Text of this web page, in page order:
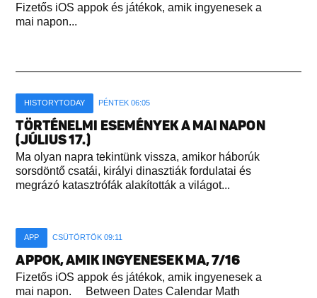
Fizetős iOS appok és játékok, amik ingyenesek a
mai napon...
HISTORYTODAY PÉNTEK 06:05
TÖRTÉNELMI ESEMÉNYEK A MAI NAPON
(JÚLIUS 17.)
Ma olyan napra tekintünk vissza, amikor háborúk
sorsdöntő csatái, királyi dinasztiák fordulatai és
megrázó katasztrófák alakították a világot...
APP CSÜTÖRTÖK 09:11
APPOK, AMIK INGYENESEK MA, 7/16
Fizetős iOS appok és játékok, amik ingyenesek a
mai napon. Between Dates Calendar Math